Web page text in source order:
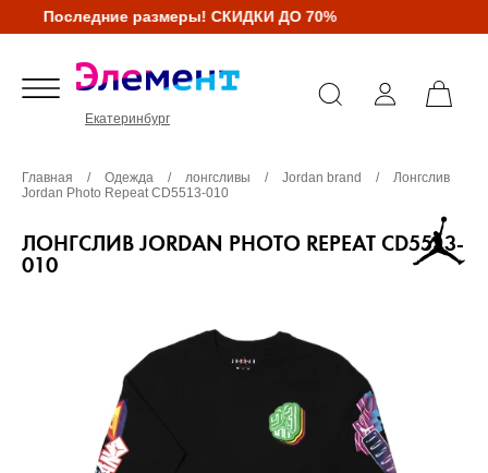
Последние размеры! СКИДКИ ДО 70%
Екатеринбург
Главная / Одежда / лонгсливы / Jordan brand /
Лонгслив
Jordan Photo Repeat CD5513-010
ЛОНГСЛИВ JORDAN PHOTO REPEAT CD5513-
010